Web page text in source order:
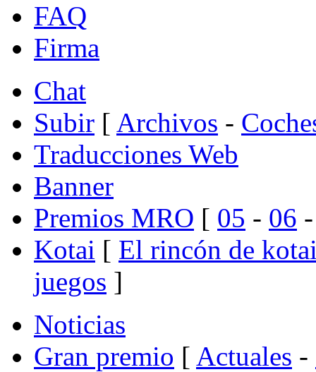
FAQ
Firma
Chat
Subir [ Archivos -
Traducciones Web
Banner
Premios MRO [ 05 - 06
Kotai [ El rincón de
juegos ]
Noticias
Gran premio [ Actuales -